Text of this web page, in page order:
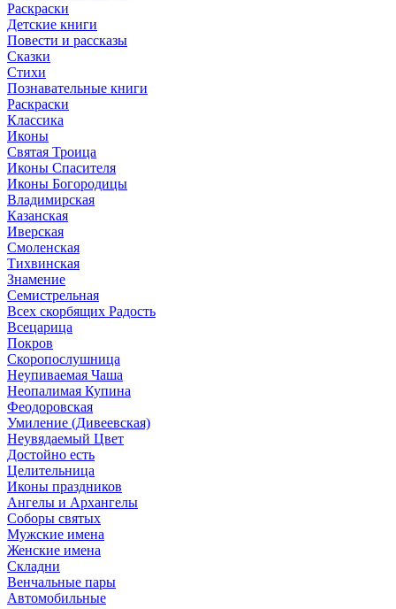
Раскраски
Детские книги
Повести и рассказы
Сказки
Стихи
Познавательные книги
Раскраски
Классика
Иконы
Святая Троица
Иконы Спасителя
Иконы Богородицы
Владимирская
Казанская
Иверская
Смоленская
Тихвинская
Знамение
Семистрельная
Всех скорбящих Радость
Всецарица
Покров
Скоропослушница
Неупиваемая Чаша
Неопалимая Купина
Феодоровская
Умиление (Дивеевская)
Неувядаемый Цвет
Достойно есть
Целительница
Иконы праздников
Ангелы и Архангелы
Соборы святых
Мужские имена
Женские имена
Складни
Венчальные пары
Автомобильные